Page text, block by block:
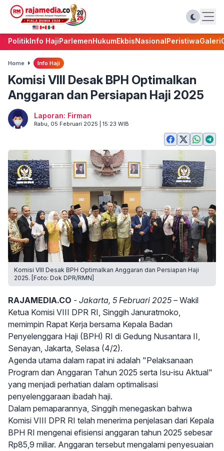
PolitikInfo HajiParlemenHukumEkbisNasionalPeristiwaGaleri
Home Info Haji
Komisi VIII Desak BPH Optimalkan
Anggaran dan Persiapan Haji 2025
Laporan: Firman
Rabu, 05 Februari 2025 | 15:23 WIB
Komisi VIII Desak BPH Optimalkan Anggaran dan Persiapan Haji
2025. [Foto: Dok DPR/RMN]
RAJAMEDIA.CO - Jakarta, 5 Februari 2025 –Wakil
Ketua Komisi VIII DPR RI, Singgih Januratmoko,
memimpin Rapat Kerja bersama Kepala Badan
Penyelenggara Haji (BPH) RI di Gedung Nusantara II,
Senayan, Jakarta, Selasa (4/2).
Agenda utama dalam rapat ini adalah "Pelaksanaan
Program dan Anggaran Tahun 2025 serta Isu-isu Aktual"
yang menjadi perhatian dalam optimalisasi
penyelenggaraan ibadah haji.
Dalam pemaparannya, Singgih menegaskan bahwa
Komisi VIII DPR RI telah menerima penjelasan dari Kepala
BPH RI mengenai efisiensi anggaran tahun 2025 sebesar
Rp85,9 miliar. Anggaran tersebut mengalami penyesuaian